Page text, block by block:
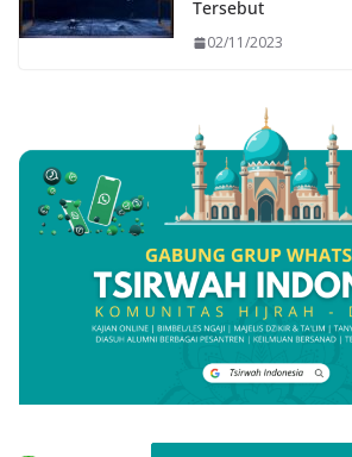
Tersebut
02/11/2023